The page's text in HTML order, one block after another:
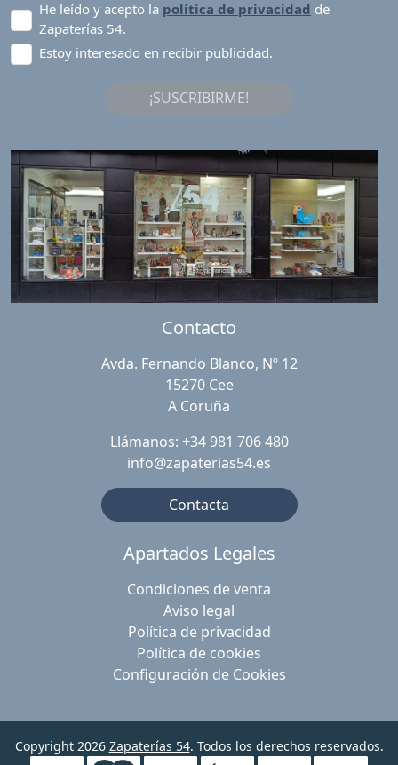
He leído y acepto la política de privacidad de
Zapaterías 54.
Estoy interesado en recibir publicidad.
¡SUSCRIBIRME!
Contacto
Avda. Fernando Blanco, Nº 12
15270 Cee
A Coruña
Llámanos: +34 981 706 480
info@zapaterias54.es
Contacta
Apartados Legales
Condiciones de venta
Aviso legal
Política de privacidad
Política de cookies
Configuración de Cookies
Copyright 2026 Zapaterías 54. Todos los derechos reservados.